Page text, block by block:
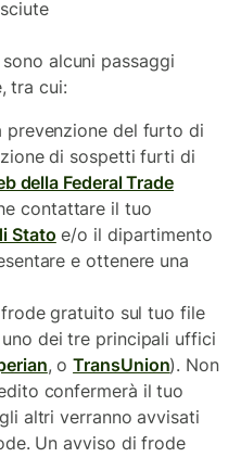
alcuni passaggi
tra cui:
prevenzione del furto di
di sospetti furti di
della Federal Trade
contattare il tuo
Stato e/o il dipartimento
e ottenere una
gratuito sul tuo file
dei tre principali uffici
, oTransUnion). Non
confermerà il tuo
altri verranno avvisati
Un avviso di frode